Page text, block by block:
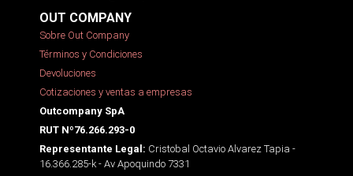
OUT COMPANY
Sobre Out Company
Términos y Condiciones
Devoluciones
Cotizaciones y ventas a empresas
Outcompany SpA
RUT Nº76.266.293-0
Representante Legal: Cristobal Octavio Alvarez Tapia -
16.366.285-k - Av Apoquindo 7331